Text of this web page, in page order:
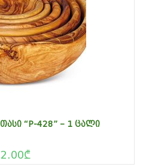
“P-428” – 1 ᲪᲐᲚᲘ
₾